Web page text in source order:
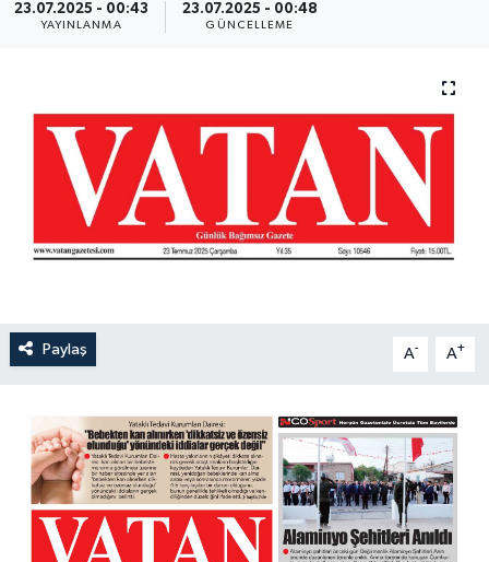
23.07.2025 - 00:43
YAYINLANMA
23.07.2025 - 00:48
GÜNCELLEME
Paylaş A- A+